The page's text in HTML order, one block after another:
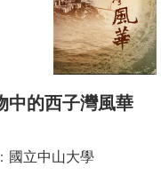
中的西子灣風華
國立中山大學